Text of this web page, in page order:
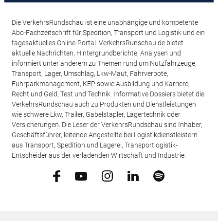
Die VerkehrsRundschau ist eine unabhängige und kompetente
Abo-Fachzeitschrift für Spedition, Transport und Logistik und ein
tagesaktuelles Online-Portal. VerkehrsRunschau.de bietet
aktuelle Nachrichten, Hintergrundberichte, Analysen und
informiert unter anderem zu Themen rund um Nutzfahrzeuge,
Transport, Lager, Umschlag, Lkw-Maut, Fahrverbote,
Fuhrparkmanagement, KEP sowie Ausbildung und Karriere,
Recht und Geld, Test und Technik. Informative Dossiers bietet die
VerkehrsRundschau auch zu Produkten und Dienstleistungen
wie schwere Lkw, Trailer, Gabelstapler, Lagertechnik oder
Versicherungen. Die Leser der VerkehrsRundschau sind Inhaber,
Geschäftsführer, leitende Angestellte bei Logistikdienstleistern
aus Transport, Spedition und Lagerei, Transportlogistik-
Entscheider aus der verladenden Wirtschaft und Industrie.